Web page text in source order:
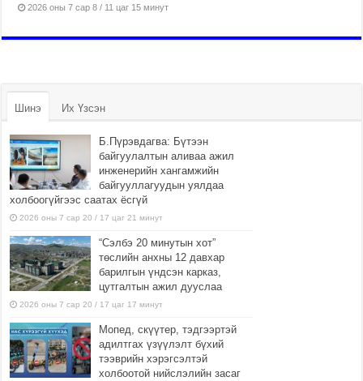
2026 оны 7 сар 8 / 11 цаг 15 минут
Шинэ Их Үзсэн
Б.Пүрэвдагва: Бүтээн
байгуулалтын аливаа ажил
инженерийн хангамжийн
байгууллагуудын уялдаа
холбоогүйгээс саатах ёсгүй
2026 оны 7 сар 20 / 17 цаг 21 минут
“Сэлбэ 20 минутын хот”
төслийн анхны 12 давхар
барилгын үндсэн карказ,
цутгалтын ажил дууслаа
2026 оны 7 сар 20 / 17 цаг 17 минут
Мопед, скүүтер, тэдгээртэй
адилтгах үзүүлэлт бүхий
тээврийн хэрэгсэлтэй
холбоотой нийслэлийн засаг